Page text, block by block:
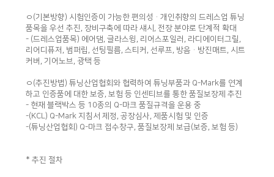
ㅇ(기본방향) 시험인증이 가능한 편의성·개인취향의 드레스업 튜닝
품목을 우선 추진, 장비구축에 따라 섀시, 전장 분야로 단계적 확대
- (드레스업품목) 에어댐, 글라스윙, 리어스포일러, 라디에이터그릴,
리어디퓨저, 범퍼립, 선팅필름, 스티커, 선루프, 방음·방진매트, 시트
커버, 기어노브, 광택 등
ㅇ(추진방법) 튜닝산업협회와 협력하여 튜닝부품과 Q-Mark를 연계
하고 인증품에 대한 보증, 보험 등 인센티브를 통한 품질보장제 추진
- 현재 블랙박스 등 10종의 Q-마크 품질규격을 운용 중
-(KCL) Q-Mark 지침서 제정, 공장심사, 제품시험 및 인증
-(튜닝산업협회) Q-마크 접수창구, 품질보장제 보급(보증, 보험 등)
* 추진 절차